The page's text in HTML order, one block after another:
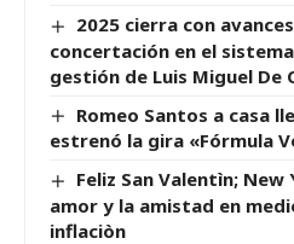
2025 cierra con
concertación en el
gestión de Luis Miguel De
Romeo Santos a casa
estrenó la gira «Fórmula
Feliz San Valentìn;
amor y la amistad en
inflaciòn